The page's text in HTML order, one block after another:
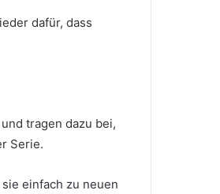
dafür, dass
tragen dazu bei,
Serie.
einfach zu neuen